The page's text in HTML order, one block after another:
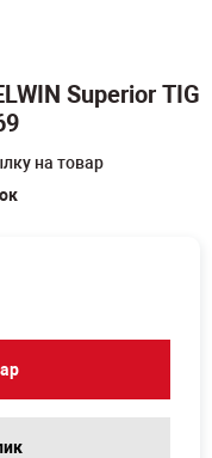
Superior TIG